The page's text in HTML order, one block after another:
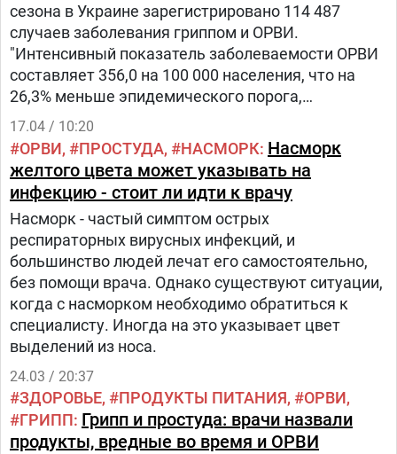
сезона в Украине зарегистрировано 114 487
случаев заболевания гриппом и ОРВИ.
"Интенсивный показатель заболеваемости ОРВИ
составляет 356,0 на 100 000 населения, что на
26,3% меньше эпидемического порога,
рассчитанного для Украины, и на 22,6% больше,
чем в аналогичном периоде прошлого
эпидемического сезона", - отмечают в ЦОЗ.
17.04 / 10:20
ОРВИ ПРОСТУДА НАСМОРК Насморк
желтого цвета может указывать на
инфекцию - стоит ли идти к врачу
Насморк - частый симптом острых
респираторных вирусных инфекций, и
большинство людей лечат его самостоятельно,
без помощи врача. Однако существуют ситуации,
когда с насморком необходимо обратиться к
специалисту. Иногда на это указывает цвет
выделений из носа.
24.03 / 20:37
ЗДОРОВЬЕ ПРОДУКТЫ ПИТАНИЯ
ОРВИ
ГРИПП Грипп и простуда: врачи назвали
продукты, вредные во время и ОРВИ